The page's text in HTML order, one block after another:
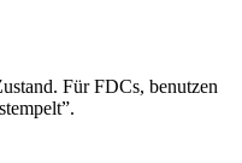
Für FDCs, benutzen